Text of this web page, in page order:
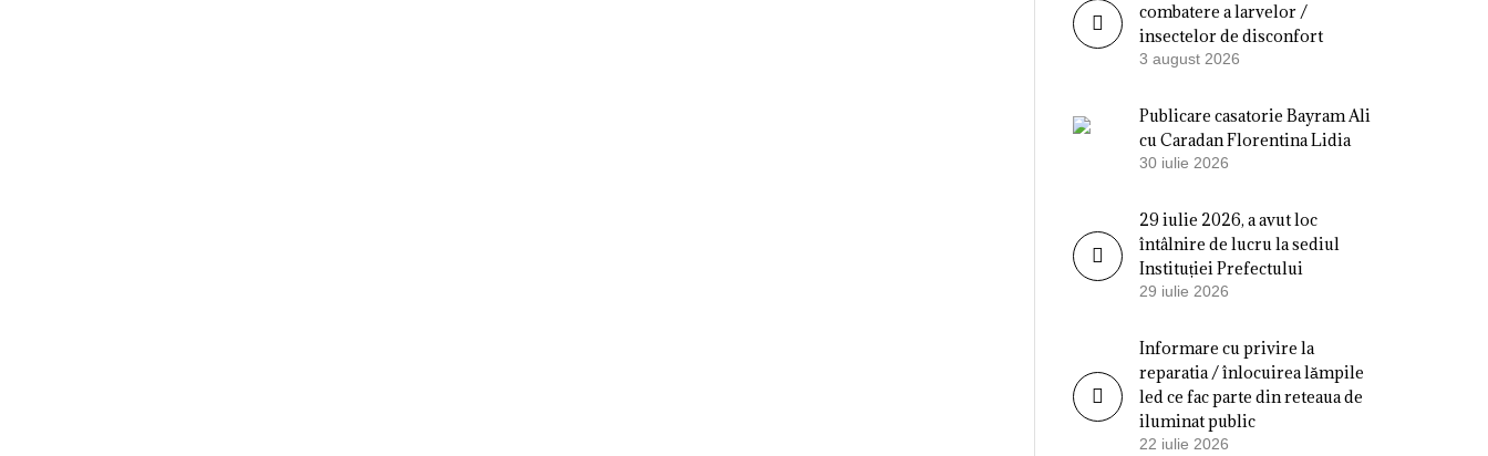
combatere a larvelor /
insectelor de disconfort
3 august 2026
Publicare casatorie Bayram Ali
cu Caradan Florentina Lidia
30 iulie 2026
29 iulie 2026, a avut loc
întâlnire de lucru la sediul
Instituției Prefectului
29 iulie 2026
Informare cu privire la
reparatia / înlocuirea lămpile
led ce fac parte din reteaua de
iluminat public
22 iulie 2026